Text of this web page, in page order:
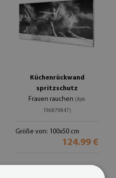
Küchenrückwand
spritzschutz
Frauen rauchen (#pk-
196879847)
Größe von: 100x50 cm
124.99 €